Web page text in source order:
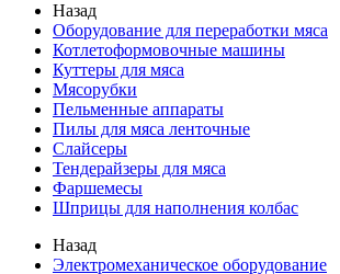
Назад
Оборудование для переработки мяса
Котлетоформовочные машины
Куттеры для мяса
Мясорубки
Пельменные аппараты
Пилы для мяса ленточные
Слайсеры
Тендерайзеры для мяса
Фаршемесы
Шприцы для наполнения колбас
Назад
Электромеханическое оборудование